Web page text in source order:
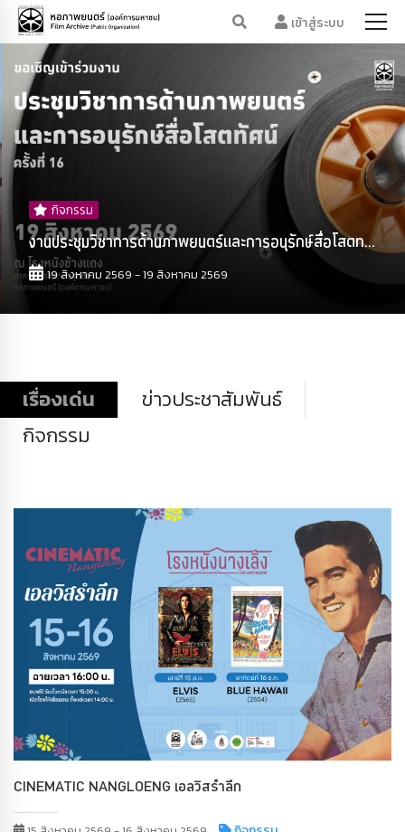
เข้าสู่ระบบ
กิจกรรม
งานประชุมวิชาการด้านภาพยนตร์และการอนุรักษ์สื่อโสตท...
19 สิงหาคม 2569 - 19 สิงหาคม 2569
เรื่องเด่น
ข่าวประชาสัมพันธ์
กิจกรรม
CINEMATIC NANGLOENG เอลวิสรำลึก